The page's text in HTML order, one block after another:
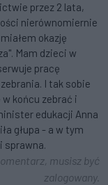
przez 2 lata,
nierównomiernie
okazję
Mam dzieci w
pracę
I tak sobie
końcu zebrać i
edukacji Anna
głupa - a w tym
sprawna.
musisz być
zalogowany.